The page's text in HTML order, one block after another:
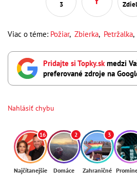
3
Viac o téme: Požiar, Zbierka, Petržalka,
Pridajte si Topky.sk medzi
preferované zdroje na
Nahlásiť chybu
16
Najčítanejšie
2
Domáce
3
Zahraničné